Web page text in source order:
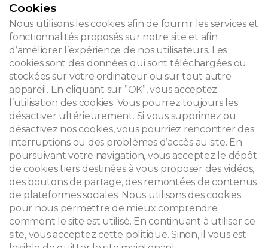
CONTACT
© 2026
Mentions légales
Newsletter
Recherche
Cookies
Nous utilisons les cookies afin de fournir les services et
fonctionnalités proposés sur notre site et afin
d’améliorer l’expérience de nos utilisateurs. Les
cookies sont des données qui sont téléchargées ou
stockées sur votre ordinateur ou sur tout autre
appareil. En cliquant sur ”OK”, vous acceptez
l’utilisation des cookies. Vous pourrez toujours les
désactiver ultérieurement. Si vous supprimez ou
désactivez nos cookies, vous pourriez rencontrer des
interruptions ou des problèmes d’accès au site. En
poursuivant votre navigation, vous acceptez le dépôt
de cookies tiers destinées à vous proposer des vidéos,
des boutons de partage, des remontées de contenus
de plateformes sociales. Nous utilisons des cookies
pour nous permettre de mieux comprendre
comment le site est utilisé. En continuant à utiliser ce
site, vous acceptez cette politique. Sinon, il vous est